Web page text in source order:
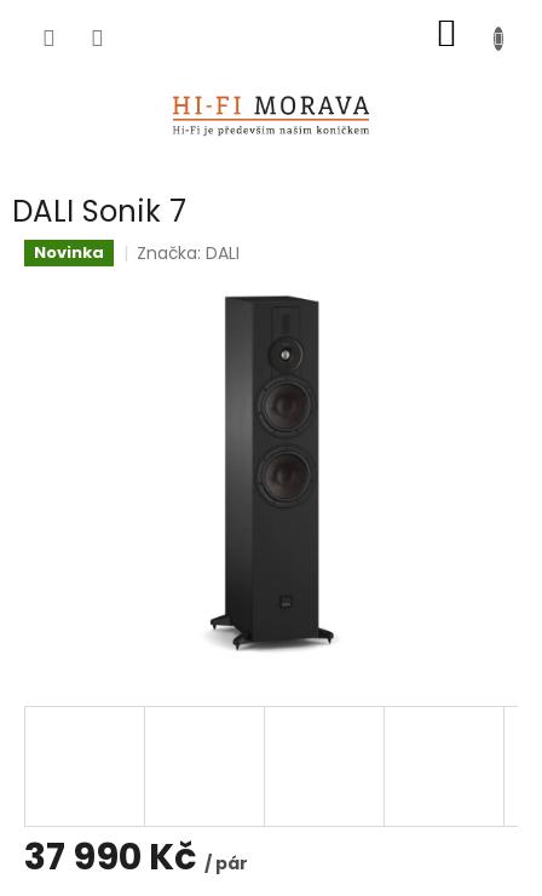
KOŠÍK
DALI Sonik 7
Novinka Značka:DALI
37 990 Kč / pár